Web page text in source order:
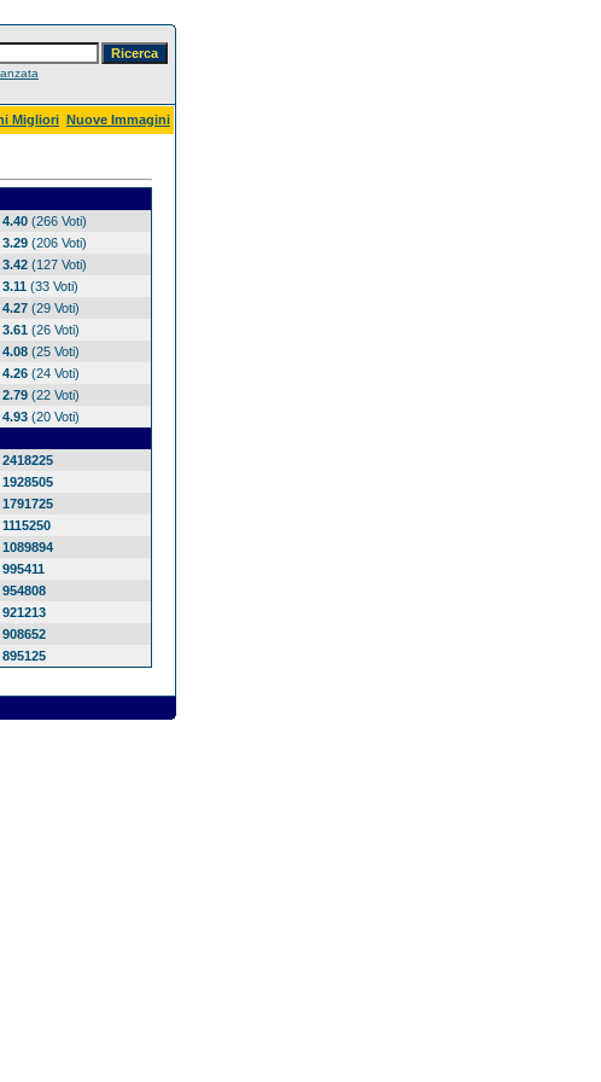
Migliori Nuove Immagini
4.40 (266 Voti)
3.29 (206 Voti)
3.42 (127 Voti)
3.11 (33 Voti)
4.27 (29 Voti)
3.61 (26 Voti)
4.08 (25 Voti)
4.26 (24 Voti)
2.79 (22 Voti)
4.93 (20 Voti)
2418225
1928505
1791725
1115250
1089894
995411
954808
921213
908652
895125